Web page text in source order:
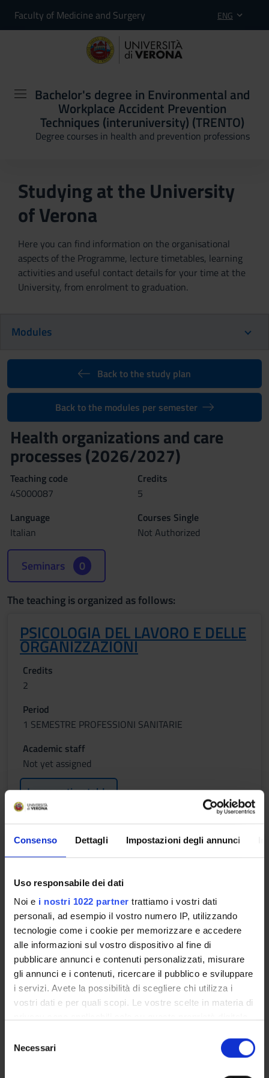
Consenso Dettagli Impostazioni degli annunci
Uso responsabile dei dati
Noi e i nostri 1022 partner trattiamo i vostri dati
personali, ad esempio il vostro numero IP, utilizzando
tecnologie come i cookie per memorizzare e accedere
alle informazioni sul vostro dispositivo al fine di
pubblicare annunci e contenuti personalizzati, misurare
gli annunci e i contenuti, ricercare il pubblico e sviluppare
i servizi. Avete la possibilità di scegliere chi utilizza i
vostri dati e per quali scopi. Le vostre scelte in materia di
modificare o revocare il proprio consenso in qualsiasi
momento dalla Dichiarazione sui cookie o facendo clic
Necessari
Faculty of Medicine and Surgery ENG
Bachelor's degree in Environmental and
Workplace Accident Prevention
Techniques (interuniversity) (TRENTO)
Degree courses in health and prevention professions
Studying at the University
of Verona
Here you can find information on the organisational
aspects of the Programme, lecture timetables, learning
activities and useful contact details for your time at the
University, from enrolment to graduation.
Modules
Back to the study plan
Back to the modules per semester
Health organizations and care
processes (2026/2027)
Teaching code
4S000087
Credits
5
Language
Italian
Courses Single
Not Authorized
Seminars 0
The teaching is organized as follows:
PSICOLOGIA DEL LAVORO E DELLE
ORGANIZZAZIONI
Credits
2
Period
1 SEMESTRE PROFESSIONI SANITARIE
Academic staff
Not yet assigned
Lessons timetable
ORGANIZZAZIONE E
LEGISLAZIONE DEI SISTEMI
SANITARI
Credits
1
Period
1 SEMESTRE PROFESSIONI SANITARIE
Academic staff
Not yet assigned
Lessons timetable